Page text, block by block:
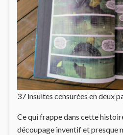
37 insultes censurées en deux
Ce qui frappe dans cette
découpage inventif et presque